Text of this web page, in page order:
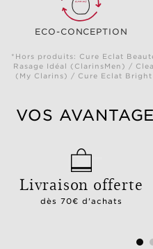
ECO-CONCEPTION
*Hors produits: Cure Eclat
Rasage Idéal (ClarinsMen) /
(My Clarins) / Cure Eclat
VOS
Livraison offerte
dès 70€ d'achats